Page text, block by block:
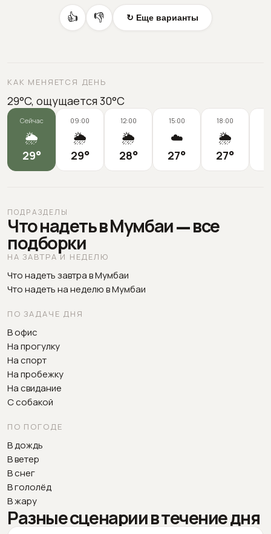
👍 👎 ↻ Еще варианты
КАК МЕНЯЕТСЯ ДЕНЬ
29°C, ощущается 30°C
Сейчас
🌦️
29°
09:00
🌦️
29°
12:00
🌦️
28°
15:00
☁️
27°
18:00
🌦️
27°
ПОДРАЗДЕЛЫ
Что надеть в Мумбаи — все
подборки
НА ЗАВТРА И НЕДЕЛЮ
Что надеть завтра в Мумбаи
Что надеть на неделю в Мумбаи
ПО ЗАДАЧЕ ДНЯ
В офис
На прогулку
На спорт
На пробежку
На свидание
С собакой
ПО ПОГОДЕ
В дождь
В ветер
В снег
В гололёд
В жару
Разные сценарии в течение дня